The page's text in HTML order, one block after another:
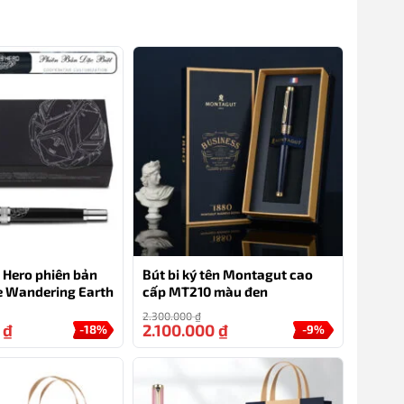
phiên bản
Wandering Earth
-18%
₫
Bút bi ký tên Montagut cao
cấp MT210 màu đen
2.300.000₫
-9%
2.100.000₫